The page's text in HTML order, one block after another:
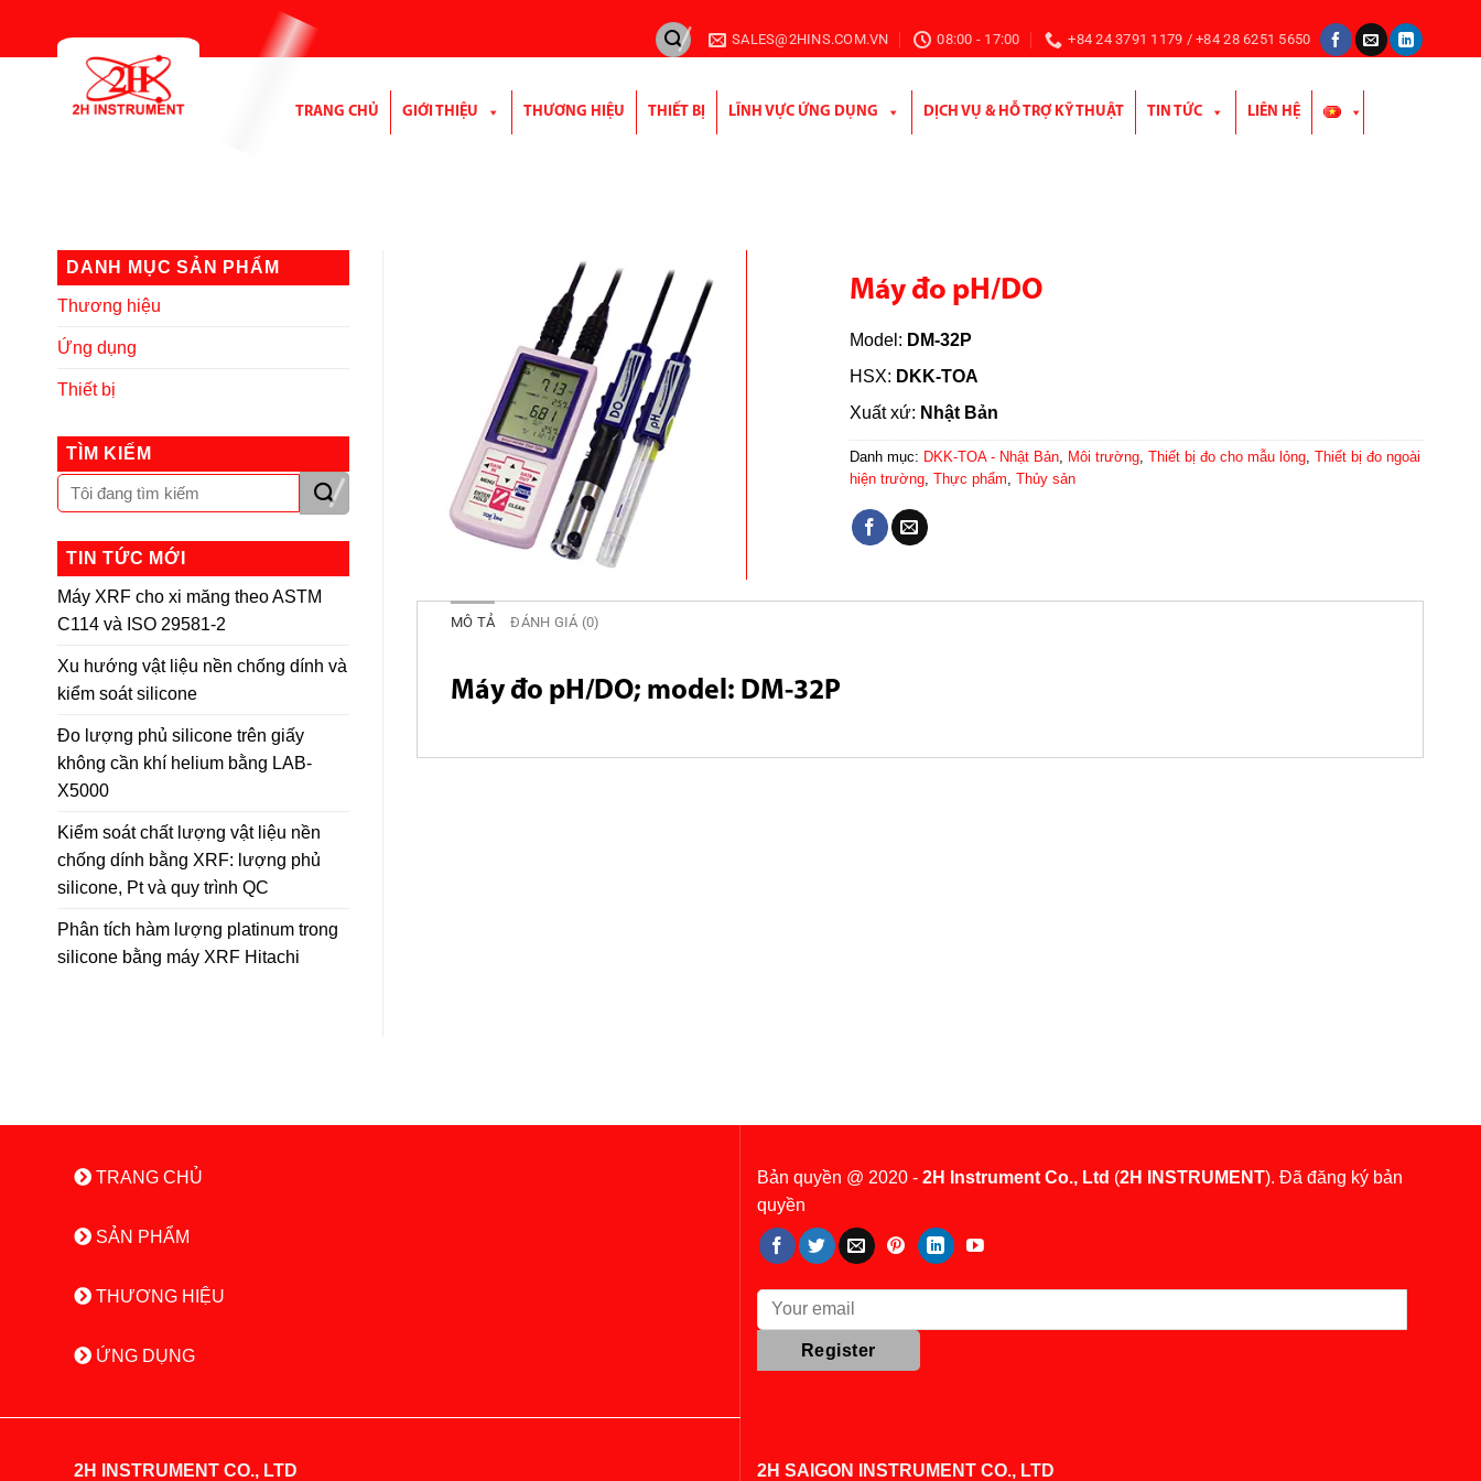
SALES@2HINS.COM.VN 08:00 - 17:00 +84 24 3791 1179 / +84 28 6251 5650
TRANG CHỦ GIỚI THIỆU THƯƠNG HIỆU THIẾT BỊ LĨNH VỰC ỨNG DỤNG DỊCH VỤ & HỖ TRỢ KỸ THUẬT TIN TỨC LIÊN HỆ
DANH MỤC SẢN PHẨM
Thương hiệu
Ứng dụng
Thiết bị
TÌM KIẾM
TIN TỨC MỚI
Máy XRF cho xi măng theo ASTM
C114 và ISO 29581-2
Xu hướng vật liệu nền chống dính và
kiểm soát silicone
Đo lượng phủ silicone trên giấy
không cần khí helium bằng LAB-
X5000
Kiểm soát chất lượng vật liệu nền
chống dính bằng XRF: lượng phủ
silicone, Pt và quy trình QC
Phân tích hàm lượng platinum trong
silicone bằng máy XRF Hitachi
Máy đo pH/DO
Model: DM-32P
HSX: DKK-TOA
Xuất xứ: Nhật Bản
Danh mục: DKK-TOA - Nhật Bản Môi trường ,Thiết bị đo cho mẫu lỏng ,Thiết bị đo ngoài
hiện trường ,Thực phẩm ,Thủy sản
MÔ TẢ ĐÁNH GIÁ (0)
Máy đo pH/DO; model: DM-32P
TRANG CHỦ
SẢN PHẨM
THƯƠNG HIỆU
ỨNG DỤNG
Bản quyền @ 2020 - 2H Instrument Co., Ltd (2H INSTRUMENT). Đã đăng ký bản
quyền
2H INSTRUMENT CO., LTD 2H SAIGON INSTRUMENT CO., LTD